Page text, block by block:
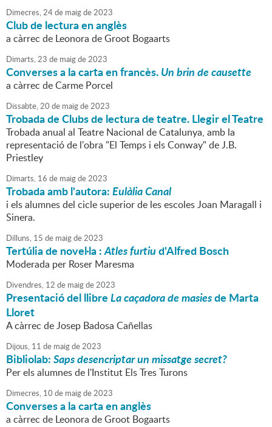
Dimecres,24de maigde2023
Club de lectura en anglès
a càrrec de Leonora de Groot Bogaarts
Dimarts,23 de maigde2023
Converses a la carta en francès.Un brin de causette
a càrrec de Carme Porcel
Dissabte,20 de maigde2023
Trobada de Clubs de lectura de teatre. Llegir el Teatre
Trobada anual al Teatre Nacional de Catalunya, amb la
representació de l'obra "El Temps i els Conway" de J.B.
Priestley
Dimarts, 16 de maigde2023
Trobada amb l'autora:Eulàlia Canal
i els alumnes del cicle superior de les escoles Joan Maragall i
Sinera.
Dilluns, 15 de maigde2023
Tertúlia de novel·la :Atles furtiud'Alfred Bosch
Moderada per Roser Maresma
Divendres, 12 de maigde2023
Presentació del llibreLa caçadora de masiesde Marta
Lloret
A càrrec de Josep Badosa Cañellas
Dijous, 11 de maigde2023
Bibliolab:Saps desencriptar un missatge secret?
Per els alumnes de l'Institut Els Tres Turons
Dimecres, 10 de maigde2023
Converses a la carta en anglès
a càrrec de Leonora de Groot Bogaarts